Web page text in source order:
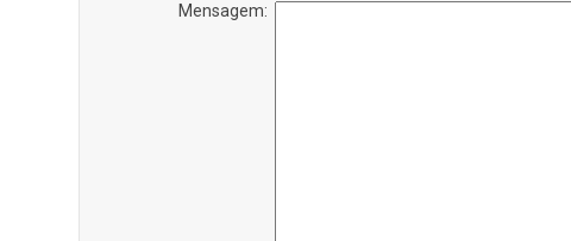
Mensagem: